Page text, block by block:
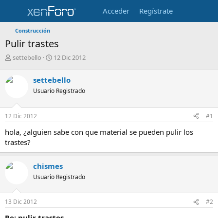
Acceder Regístrate
Construcción
Pulir trastes
I
c
d
o
d
e
l
t
e
a
settebello
F
h
a
e
i
i
12 Dic 2012
settebello
Usuario Registrado
12 Dic 2012 #1
hola, ¿alguien sabe con que material se pueden pulir los
trastes?
chismes
Usuario Registrado
13 Dic 2012 #2